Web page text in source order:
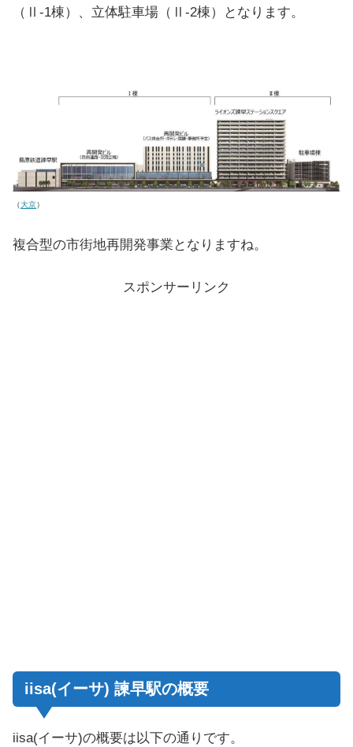
（Ⅱ-1棟）、立体駐車場（Ⅱ-2棟）となります。
（大京）
複合型の市街地再開発事業となりますね。
スポンサーリンク
iisa(イーサ) 諫早駅の概要
iisa(イーサ)の概要は以下の通りです。